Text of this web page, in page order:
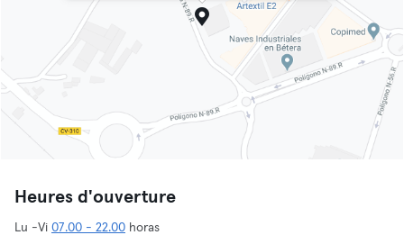
Heures d'ouverture
Lu -Vi 07.00 - 22.00 horas